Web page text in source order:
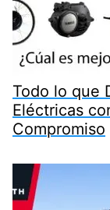
Todo lo que
Eléctricas
Compromiso